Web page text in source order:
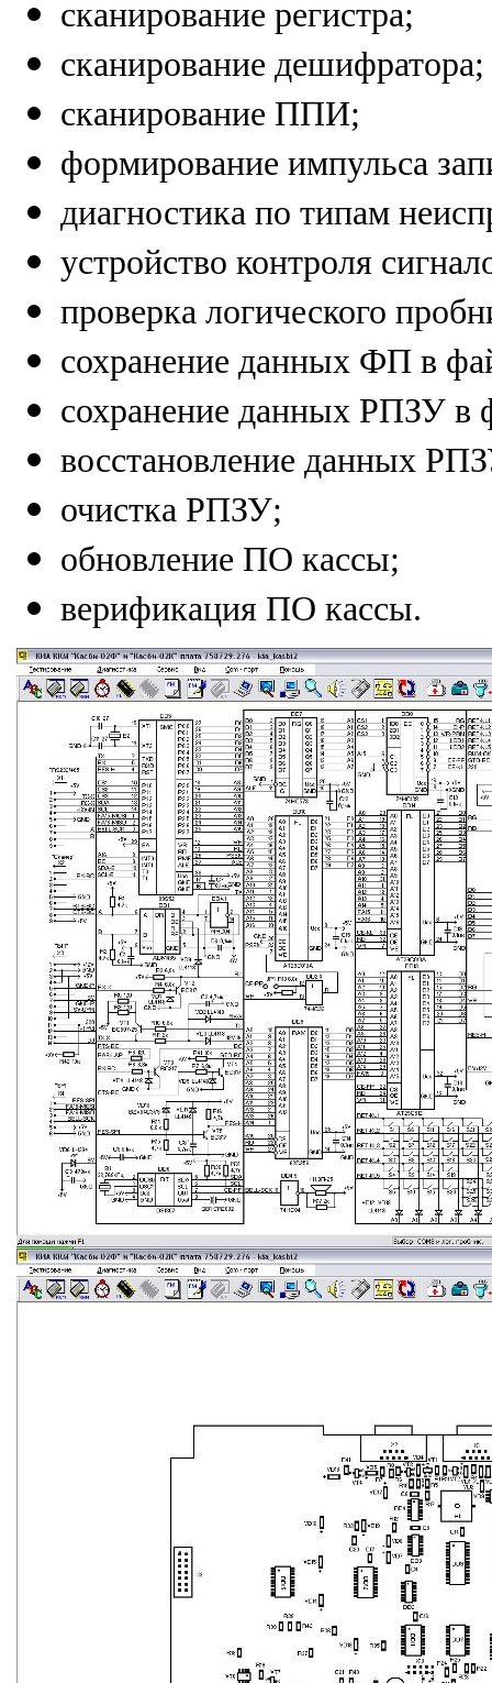
сканирование регистра;
сканирование дешифратора;
сканирование ППИ;
формирование импульса
диагностика по типам
устройство контроля
проверка логического
сохранение данных ФП в
сохранение данных РПЗУ в
восстановление данных
очистка РПЗУ;
обновление ПО кассы;
верификация ПО кассы.